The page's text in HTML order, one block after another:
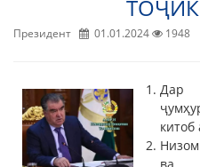
Президент 01.01.2024 1948
китоб